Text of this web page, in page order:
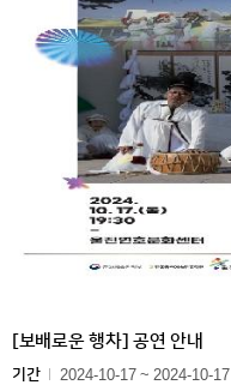
[보배로운 행차] 공연 안내
기간
2024-10-17 ~ 2024-10-17